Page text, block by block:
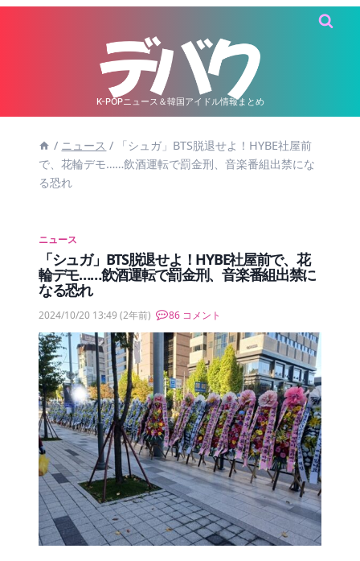
K-POPニュース＆韓国アイドル情報まとめ
/ ニュース /
「シュガ」BTS脱退せよ！HYBE社屋前
で、花輪デモ……飲酒運転で罰金刑、音楽番組出禁にな
る恐れ
ニュース
「シュガ」BTS脱退せよ！HYBE社屋前で、花
輪デモ……飲酒運転で罰金刑、音楽番組出禁に
なる恐れ
2024/10/20 13:49 (2年前) 86 コメント